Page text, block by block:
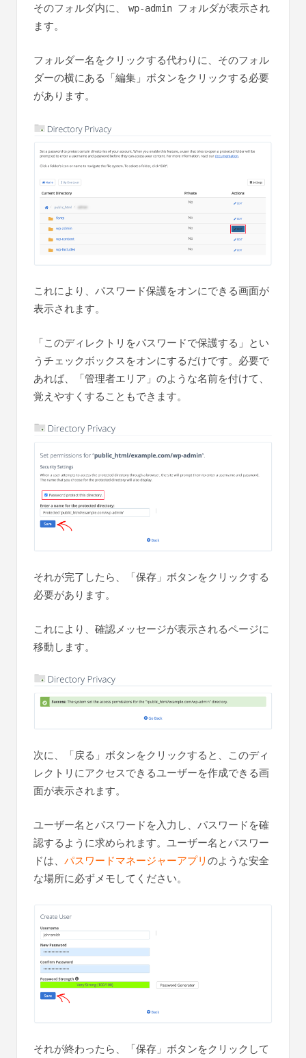
そのフォルダ内に、 wp-admin フォルダが表示され
ます。
フォルダー名をクリックする代わりに、そのフォル
ダーの横にある「編集」ボタンをクリックする必要
があります。
これにより、パスワード保護をオンにできる画面が
表示されます。
「このディレクトリをパスワードで保護する」とい
うチェックボックスをオンにするだけです。必要で
あれば、「管理者エリア」のような名前を付けて、
覚えやすくすることもできます。
それが完了したら、「保存」ボタンをクリックする
必要があります。
これにより、確認メッセージが表示されるページに
移動します。
次に、「戻る」ボタンをクリックすると、このディ
レクトリにアクセスできるユーザーを作成できる画
面が表示されます。
ユーザー名とパスワードを入力し、パスワードを確
認するように求められます。ユーザー名とパスワー
ドは、 パスワードマネージャーアプリのような安全
な場所に必ずメモしてください。
それが終わったら、「保存」ボタンをクリックして